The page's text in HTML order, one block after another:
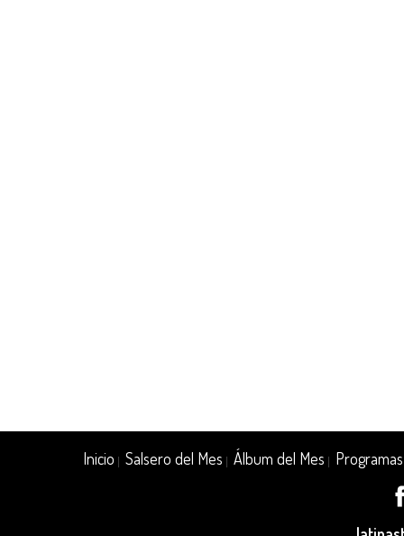
Inicio |Salsero del Mes |Álbum del Mes Programas